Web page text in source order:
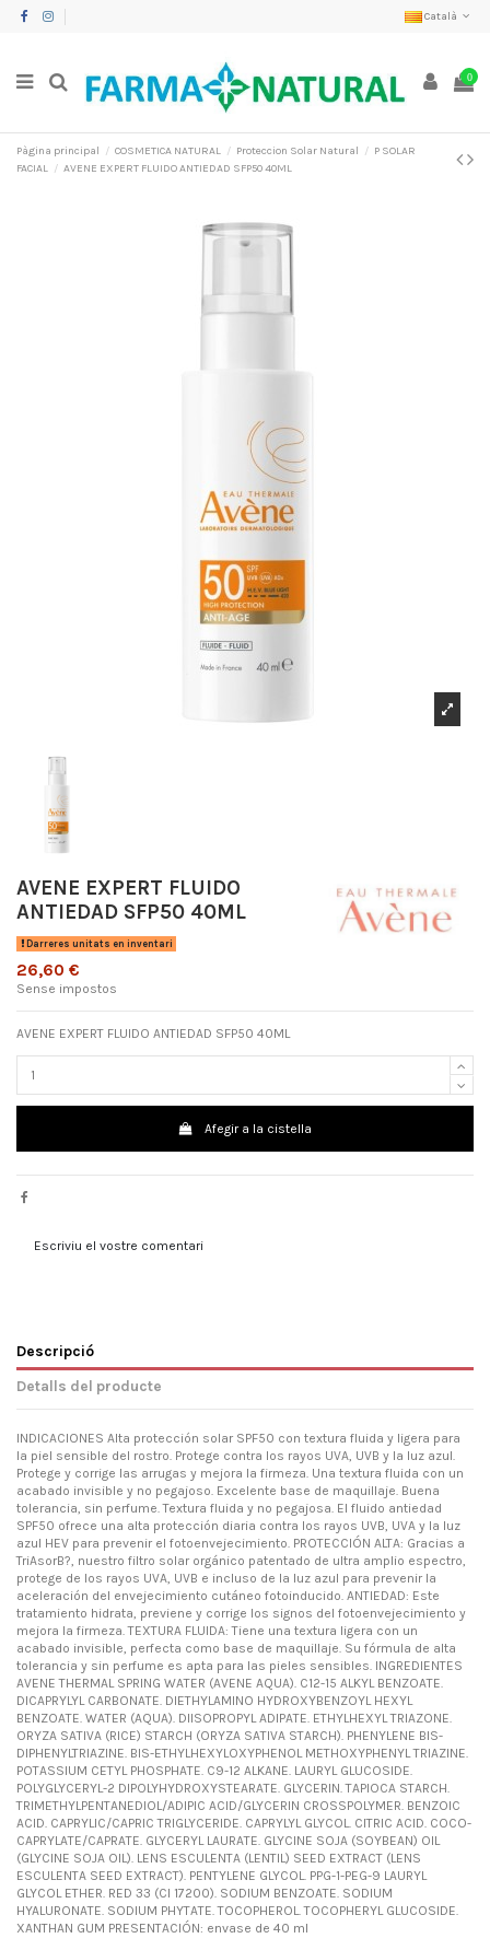
Català
0
Pàgina principal COSMETICA NATURAL Proteccion Solar Natural
P SOLAR
FACIAL
AVENE EXPERT FLUIDO ANTIEDAD SFP50 40ML
AVENE EXPERT FLUIDO
ANTIEDAD SFP50 40ML
Darreres unitats en inventari
26,60 €
Sense impostos
AVENE EXPERT FLUIDO ANTIEDAD SFP50 40ML
Afegir a la cistella
Escriviu el vostre comentari
Descripció
Detalls del producte
INDICACIONES Alta protección solar SPF50 con textura fluida y ligera para
la piel sensible del rostro. Protege contra los rayos UVA, UVB y la luz azul.
Protege y corrige las arrugas y mejora la firmeza. Una textura fluida con un
acabado invisible y no pegajoso. Excelente base de maquillaje. Buena
tolerancia, sin perfume. Textura fluida y no pegajosa. El fluido antiedad
SPF50 ofrece una alta protección diaria contra los rayos UVB, UVA y la luz
azul HEV para prevenir el fotoenvejecimiento. PROTECCIÓN ALTA: Gracias a
TriAsorB?, nuestro filtro solar orgánico patentado de ultra amplio espectro,
protege de los rayos UVA, UVB e incluso de la luz azul para prevenir la
aceleración del envejecimiento cutáneo fotoinducido. ANTIEDAD: Este
tratamiento hidrata, previene y corrige los signos del fotoenvejecimiento y
mejora la firmeza. TEXTURA FLUIDA: Tiene una textura ligera con un
acabado invisible, perfecta como base de maquillaje. Su fórmula de alta
tolerancia y sin perfume es apta para las pieles sensibles. INGREDIENTES
AVENE THERMAL SPRING WATER (AVENE AQUA). C12-15 ALKYL BENZOATE.
DICAPRYLYL CARBONATE. DIETHYLAMINO HYDROXYBENZOYL HEXYL
BENZOATE. WATER (AQUA). DIISOPROPYL ADIPATE. ETHYLHEXYL TRIAZONE.
ORYZA SATIVA (RICE) STARCH (ORYZA SATIVA STARCH). PHENYLENE BIS-
DIPHENYLTRIAZINE. BIS-ETHYLHEXYLOXYPHENOL METHOXYPHENYL TRIAZINE.
POTASSIUM CETYL PHOSPHATE. C9-12 ALKANE. LAURYL GLUCOSIDE.
POLYGLYCERYL-2 DIPOLYHYDROXYSTEARATE. GLYCERIN. TAPIOCA STARCH.
TRIMETHYLPENTANEDIOL/ADIPIC ACID/GLYCERIN CROSSPOLYMER. BENZOIC
ACID. CAPRYLIC/CAPRIC TRIGLYCERIDE. CAPRYLYL GLYCOL. CITRIC ACID. COCO-
CAPRYLATE/CAPRATE. GLYCERYL LAURATE. GLYCINE SOJA (SOYBEAN) OIL
(GLYCINE SOJA OIL). LENS ESCULENTA (LENTIL) SEED EXTRACT (LENS
ESCULENTA SEED EXTRACT). PENTYLENE GLYCOL. PPG-1-PEG-9 LAURYL
GLYCOL ETHER. RED 33 (CI 17200). SODIUM BENZOATE. SODIUM
HYALURONATE. SODIUM PHYTATE. TOCOPHEROL. TOCOPHERYL GLUCOSIDE.
XANTHAN GUM PRESENTACIÓN: envase de 40 ml